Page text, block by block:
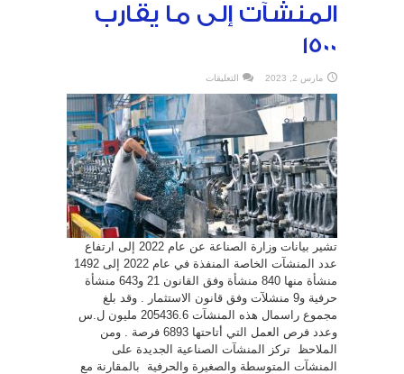
المنشآت إلى ما يقارب
1500
مارس 2, 2023 التعليقات
الصناعية
2022..
ارتفاع
عدد
المنشآت
إلى
ما
يقارب
1500
مغلقة
تشير بيانات وزارة الصناعة عن عام 2022 إلى ارتفاع
عدد المنشآت الخاصة المنفذة في عام 2022 إلى 1492
منشأة منها 840 منشأة وفق القانون 21 و643 منشأة
حرفية و9 منشلآت وفق قانون الاستثمار . وقد بلغ
مجموع راسمال هذه المنشآت 205436.6 مليون ل.س
وعدد فرص العمل التي أتاحتها 6893 فرصة . ومن
الملاحظ تركز المنشآت الصناعية الجديدة على
المنشآت المتوسطة والصغيرة والحرفية بالمقارنة مع